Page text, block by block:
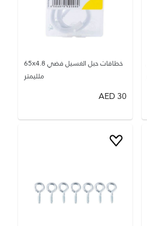
خطافات حبل الغسيل فضي 65x4.8
ملليمتر
30
AED